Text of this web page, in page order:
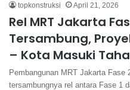
topkonstruksi April 21, 2026
Rel MRT Jakarta
Tersambung,
– Kota Masuki
Pembangunan MRT Jakarta Fase
tersambungnya rel antara Fase 1